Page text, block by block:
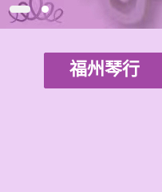
福州琴行